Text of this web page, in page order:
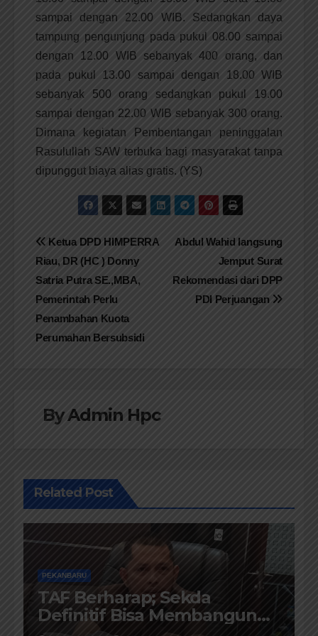
sampai dengan 22.00 WIB. Sedangkan daya
tampung pengunjung pada pukul 08.00 sampai
dengan 12.00 WIB sebanyak 400 orang, dan
pada pukul 13.00 sampai dengan 18.00 WIB
sebanyak 500 orang sedangkan pukul 19.00
sampai dengan 22.00 WIB sebanyak 300 orang.
Dimana kegiatan Pembentangan peninggalan
Rasulullah SAW terbuka bagi masyarakat tanpa
dipunggut biaya alias gratis. (YS)
Navigasi
pos
Abdul Wahid langsung
Jemput Surat
Rekomendasi dari DPP
PDI Perjuangan
Ketua DPD HIMPERRA
Riau, DR (HC ) Donny
Satria Putra SE.,MBA,
Pemerintah Perlu
Penambahan Kuota
Perumahan Bersubsidi
ByAdmin Hpc
Related Post
PEKANBARU
TAF Berharap; Sekda
Definitif Bisa Membangun